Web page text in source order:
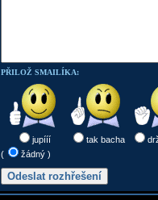
PŘILOŽ SMAILÍKA:
jupííí tak bacha
(
žádný )